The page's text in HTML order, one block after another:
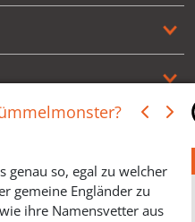
genau so, egal zu welcher
gemeine Engländer zu
ihre Namensvetter aus